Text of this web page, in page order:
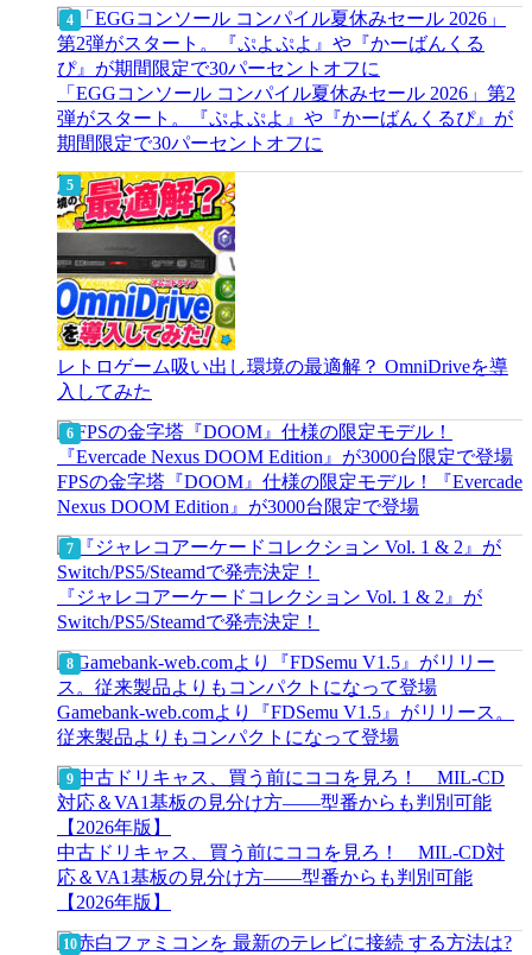
「EGGコンソール コンパイル夏休みセール 2026」第2
弾がスタート。『ぷよぷよ』や『かーばんくるぴ』が
期間限定で30パーセントオフに
レトロゲーム吸い出し環境の最適解？ OmniDriveを導
入してみた
FPSの金字塔『DOOM』仕様の限定モデル！『Evercade
Nexus DOOM Edition』が3000台限定で登場
『ジャレコアーケードコレクション Vol. 1 & 2』が
Switch/PS5/Steamdで発売決定！
Gamebank-web.comより『FDSemu V1.5』がリリース。
従来製品よりもコンパクトになって登場
中古ドリキャス、買う前にココを見ろ！ MIL-CD対
応＆VA1基板の見分け方——型番からも判別可能
【2026年版】